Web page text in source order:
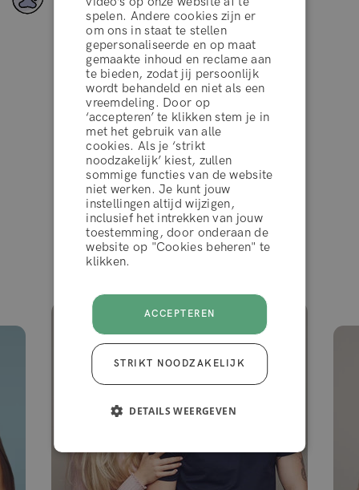
Uitstekend
4.2 van de 5 10.000+ reviews
op
algemene voorwaarden
WEIGEREN
ACCEPTEER
spelen. Andere cookies zijn er
om ons in staat te stellen
gepersonaliseerde en op maat
gemaakte inhoud en reclame aan
te bieden, zodat jij persoonlijk
wordt behandeld en niet als een
vreemdeling. Door op
‘accepteren’ te klikken stem je in
met het gebruik van alle
cookies. Als je ‘strikt
noodzakelijk’ kiest, zullen
sommige functies van de website
niet werken. Je kunt jouw
instellingen altijd wijzigen,
inclusief het intrekken van jouw
toestemming, door onderaan de
website op "Cookies beheren" te
klikken.
ACCEPTEREN
STRIKT NOODZAKELIJK
DETAILS WEERGEVEN